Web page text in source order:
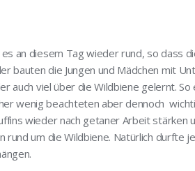
an diesem Tag wieder rund, so dass
bauten die Jungen und Mädchen mit
auch viel über die Wildbiene gelernt.
wenig beachteten aber dennoch
wieder nach getaner Arbeit
rund um die Wildbiene. Natürlich